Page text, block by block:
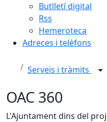
Butlletí digital
Rss
Hemeroteca
Adreces i telèfons
Serveis i tràmits
OAC 360
L'Ajuntament dins del